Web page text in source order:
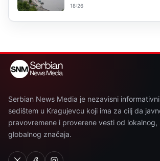
18:26
Serbian News Media je nezavisni
sedištem u Kragujevcu koji ima za cilj da
pravovremene i proverene vesti od lokalnog,
globalnog značaja.